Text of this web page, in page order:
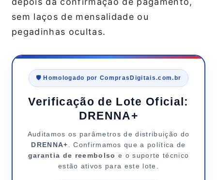
sem laços de mensalidade ou
pegadinhas ocultas.
🛡️ Homologado por ComprasDigitais.com.br
Verificação de Lote Oficial:
DRENNA+
Auditamos os parâmetros de distribuição do
DRENNA+ . Confirmamos que a política de
garantia de reembolso e o suporte técnico
estão ativos para este lote.